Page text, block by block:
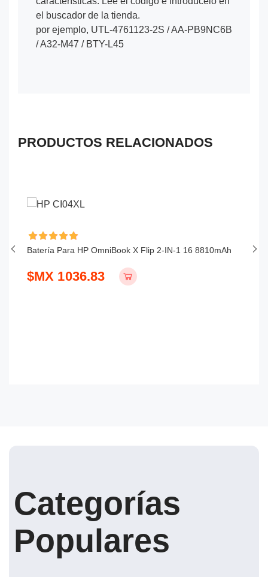
el buscador de la tienda.
por ejemplo, UTL-4761123-2S / AA-PB9NC6B
/ A32-M47 / BTY-L45
PRODUCTOS RELACIONADOS
Batería Para HP OmniBook X Flip 2-IN-1 16 8810mAh
$MX 1036.83
Categorías
Populares